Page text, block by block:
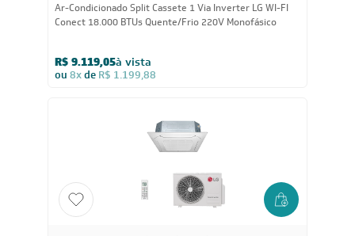
Ar-Condicionado Split Cassete 1 Via Inverter LG WI-FI
Conect 18.000 BTUs Quente/Frio 220V Monofásico
R$ 9.119,05à vista
ou 8xde R$ 1.199,88